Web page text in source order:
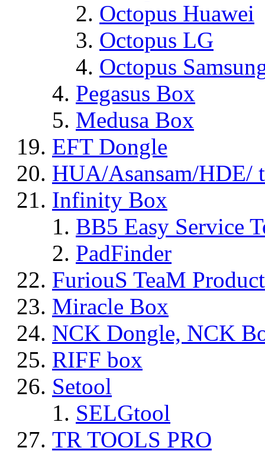
Octopus Huawei
Octopus LG
Octopus
Pegasus Box
Medusa Box
EFT Dongle
HUA/Asansam/HDE/
Infinity Box
BB5 Easy Service
PadFinder
FuriouS TeaM
Miracle Box
NCK Dongle, NCK
RIFF box
Setool
SELGtool
TR TOOLS PRO